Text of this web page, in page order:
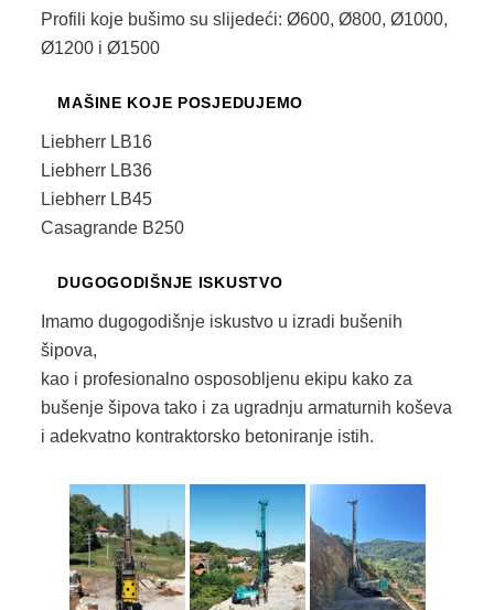
Profili koje bušimo su slijedeći: Ø600, Ø800, Ø1000,
Ø1200 i Ø1500
MAŠINE KOJE POSJEDUJEMO
Liebherr LB16
Liebherr LB36
Liebherr LB45
Casagrande B250
DUGOGODIŠNJE ISKUSTVO
Imamo dugogodišnje iskustvo u izradi bušenih
šipova,
kao i profesionalno osposobljenu ekipu kako za
bušenje šipova tako i za ugradnju armaturnih koševa
i adekvatno kontraktorsko betoniranje istih.